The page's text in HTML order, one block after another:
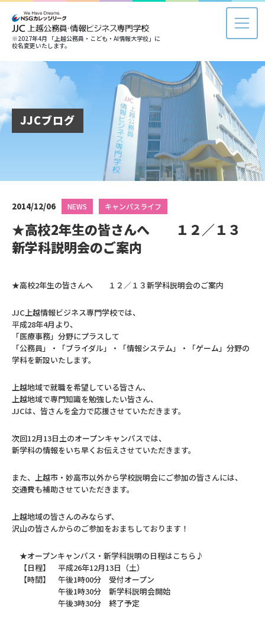
※2027年4月 「上越公務員・こども・AI情報大学校」に
校名変更いたします。
JJCブログ
2014/12/06 NEWS キャンパスライフ
★高校2年生の皆さんへ １２／１３
新学科説明会のご案内
★高校2年生の皆さんへ １２／１３新学科説明会のご案内
JJC上越情報ビジネス専門学校では、
平成28年4月より、
「医療事務」分野にプラスして
「公務員」・「ブライダル」・「情報システム」・「ゲーム」分野の
学科を新設いたします。
上越地域で就職を希望している皆さん、
上越地域で専門知識を勉強したい皆さん、
JJCは、皆さんを全力で応援させていただきます。
次回12月13日土のオープンキャンパスでは、
新学科の情報をいち早くお伝えさせていただきます。
また、上越市・妙高市以外から学校説明会にご参加の皆さんには、
交通費も補助させていただきます。
上越地域の皆さんのみならず、
沢山の皆さんからのご参加をおまちしております！
★オープンキャンパス・新学科説明の日程はこちら♪
【日程】 平成26年12月13日（土）
【時間】 午後1時00分 受付オープン
午後1時30分 新学科説明会開始
午後3時30分 終了予定